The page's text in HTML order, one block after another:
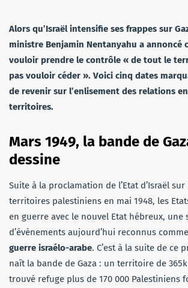
Alors qu’Israël intensifie ses frappes sur
ministre Benjamin Nentanyahu a annoncé
vouloir prendre le contrôle « de tout le
pas vouloir céder ». Voici cinq dates
de revenir sur l’enlisement des relations
territoires.
Mars 1949, la bande de
dessine
Suite à la proclamation de l’Etat d’Israël
territoires palestiniens en mai 1948, les
en guerre avec le nouvel Etat hébreux, une
d’évènements aujourd’hui reconnus comme
guerre israélo-arabe. C’est à la suite de ce
naît la bande de Gaza : un territoire de
trouvé refuge plus de 170 000 Palestiniens